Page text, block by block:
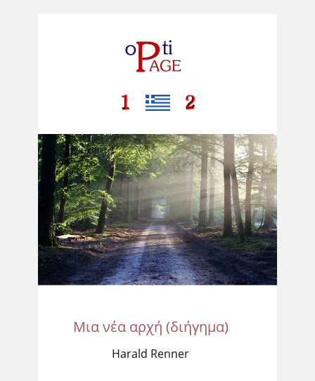
Μια νέα αρχή (διήγημα)
Harald Renner